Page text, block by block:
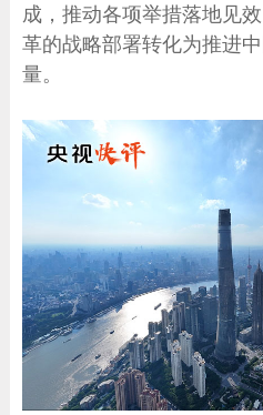
成，推动各项举措落地见
革的战略部署转化为推进
量。